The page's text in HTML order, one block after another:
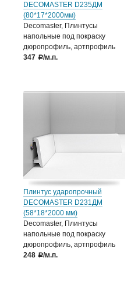
DECOMASTER D235ДМ
(80*17*2000мм)
Decomaster, Плинтусы
напольные под покраску
дюропрофиль, артпрофиль
347
a/м.п.
Плинтус ударопрочный
DECOMASTER D231ДМ
(58*18*2000 мм)
Decomaster, Плинтусы
напольные под покраску
дюропрофиль, артпрофиль
248
a/м.п.